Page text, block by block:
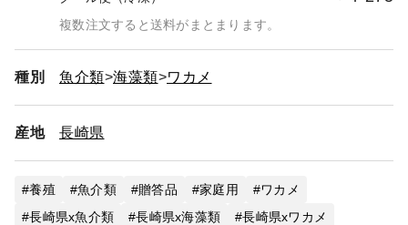
複数注文すると送料がまとまります。
種別 魚介類 海藻類 ワカメ
産地 長崎県
養殖 魚介類 贈答品 家庭用
ワカメ
長崎県x魚介類
長崎県x海藻類 長崎県xワカメ